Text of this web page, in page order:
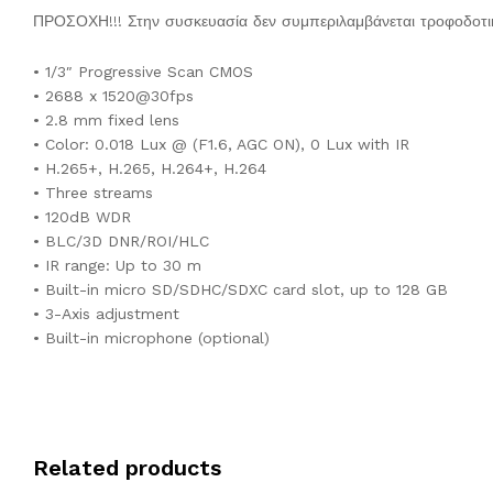
ΠΡΟΣΟΧΗ!!! Στην συσκευασία δεν συμπεριλαμβάνεται
• 1/3″ Progressive Scan CMOS
• 2688 x 1520@30fps
• 2.8 mm fixed lens
• Color: 0.018 Lux @ (F1.6, AGC ON), 0 Lux with IR
• H.265+, H.265, H.264+, H.264
• Three streams
• 120dB WDR
• BLC/3D DNR/ROI/HLC
• IR range: Up to 30 m
• Built-in micro SD/SDHC/SDXC card slot, up to 128 GB
• 3-Axis adjustment
• Built-in microphone (optional)
Related products